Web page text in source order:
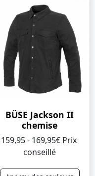
BÜSE Jackson II
chemise
159,95 - 169,95€ Prix ​​
conseillé